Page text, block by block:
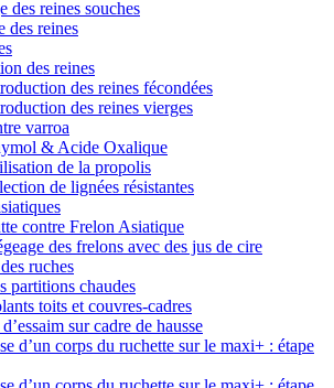
des reines souches
des reines
des reines
des reines fécondées
des reines vierges
varroa
& Acide Oxalique
de la propolis
de lignées résistantes
contre Frelon Asiatique
des frelons avec des jus de cire
ruches
partitions chaudes
toits et couvres-cadres
sur cadre de hausse
d’un corps du ruchette sur le maxi+ : étape